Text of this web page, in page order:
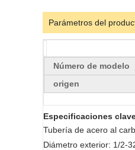
Parámetros del
Número de modelo
origen
Especificaciones
Tubería de acero al
Diámetro exterior: 1/2-